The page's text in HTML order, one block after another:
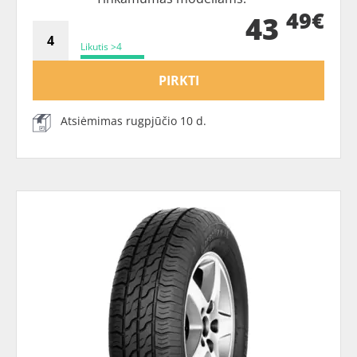
Likutis >4 43 49€
PIRKTI
Atsiėmimas rugpjūčio 10 d.